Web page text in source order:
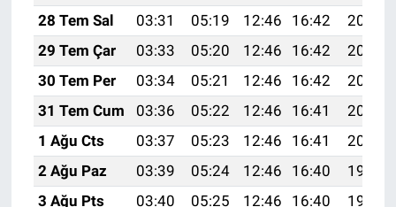
28 Tem Sal
03:31 05:19 12:46 16:42
20:04
29 Tem Çar
03:33 05:20 12:46 16:42
20:03
30 Tem Per
03:34 05:21 12:46 16:42
20:02
31 Tem Cum
03:36 05:22 12:46 16:41
20:01
1 Ağu Cts
03:37 05:23 12:46 16:41
20:00
2 Ağu Paz
03:39 05:24 12:46 16:40
19:58
3 Ağu Pts
03:40 05:25 12:46 16:40
19:57